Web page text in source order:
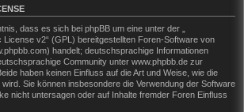
dass es sich bei phpBB um eine unter der „
License v2“ (GPL) bereitgestellten Foren-Software von
handelt; deutschsprachige Informationen
Community unter www.phpbb.de zur
haben keinen Einfluss auf die Art und Weise, wie die
Sie können insbesondere die Verwendung der Software
nicht untersagen oder auf Inhalte fremder Foren Einfluss